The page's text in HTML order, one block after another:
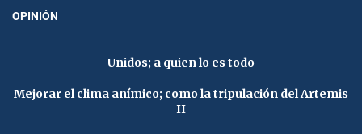
OPINIÓN
Unidos; a quien lo es todo
Mejorar el clima anímico; como la tripulación del Artemis
II